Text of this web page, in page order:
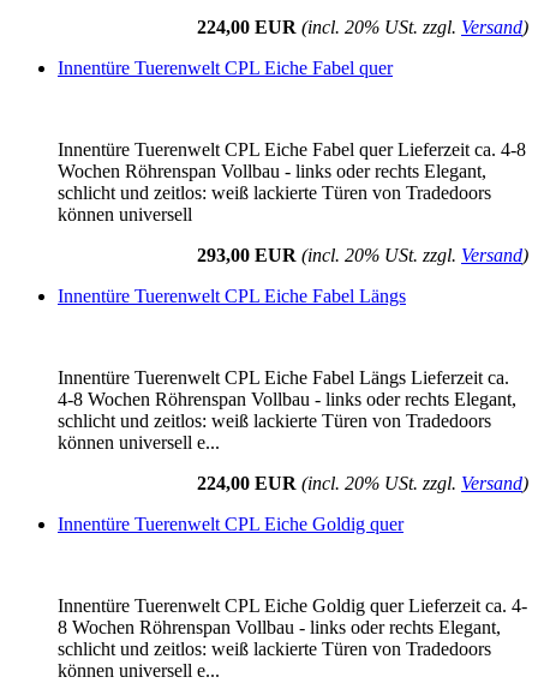
224,00 EUR (incl. 20% USt. zzgl. Versand)
Innentüre Tuerenwelt CPL Eiche Fabel quer
Innentüre Tuerenwelt CPL Eiche Fabel quer Lieferzeit ca. 4-8
Wochen Röhrenspan Vollbau - links oder rechts Elegant,
schlicht und zeitlos: weiß lackierte Türen von Tradedoors
können universell
293,00 EUR (incl. 20% USt. zzgl. Versand)
Innentüre Tuerenwelt CPL Eiche Fabel Längs
Innentüre Tuerenwelt CPL Eiche Fabel Längs Lieferzeit ca.
4-8 Wochen Röhrenspan Vollbau - links oder rechts Elegant,
schlicht und zeitlos: weiß lackierte Türen von Tradedoors
können universell e...
224,00 EUR (incl. 20% USt. zzgl. Versand)
Innentüre Tuerenwelt CPL Eiche Goldig quer
Innentüre Tuerenwelt CPL Eiche Goldig quer Lieferzeit ca. 4-
8 Wochen Röhrenspan Vollbau - links oder rechts Elegant,
schlicht und zeitlos: weiß lackierte Türen von Tradedoors
können universell e...